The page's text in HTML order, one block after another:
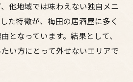
ュアルさが両立する大阪焼鳥
味わう梅田流鳥料理の極意
阪の鳥料理がおすすめ
に美味しい鳥料理が集まる理
他地域では味わえない独自メニ
た特徴が、梅田の居酒屋に多く
となっています。結果として、
い方にとって外せないエリアで